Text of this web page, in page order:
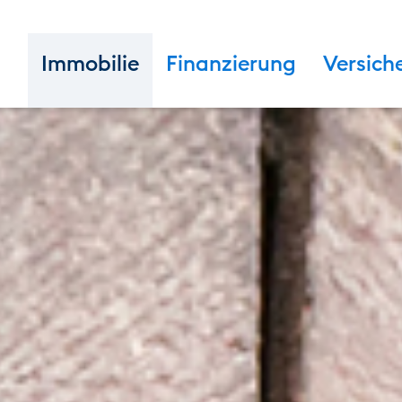
Immobilie Finanzierung